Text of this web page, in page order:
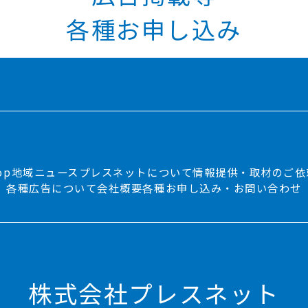
各種お申し込み
地域ニュース プレスネットについて情報提供・取材のご
各種広告について会社概要各種お申し込み・お問い合わせ
株式会社プレスネット